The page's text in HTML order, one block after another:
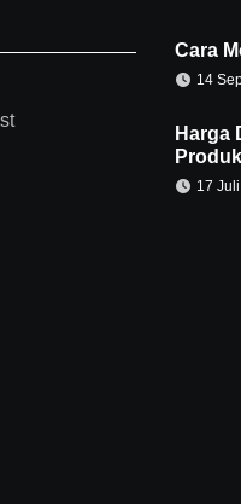
Cara
14
Harga
17